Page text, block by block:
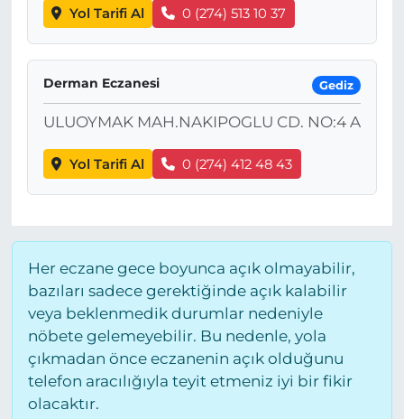
Yol Tarifi Al 0 (274) 513 10 37
Derman Eczanesi Gediz
ULUOYMAK MAH.NAKIPOGLU CD. NO:4 A
Yol Tarifi Al 0 (274) 412 48 43
Her eczane gece boyunca açık olmayabilir,
bazıları sadece gerektiğinde açık kalabilir
veya beklenmedik durumlar nedeniyle
nöbete gelemeyebilir. Bu nedenle, yola
çıkmadan önce eczanenin açık olduğunu
telefon aracılığıyla teyit etmeniz iyi bir fikir
olacaktır.